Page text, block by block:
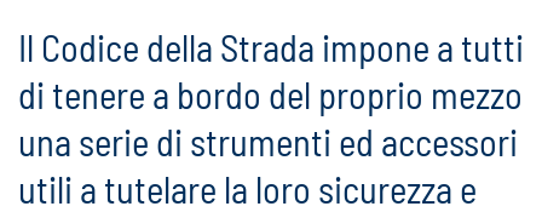
Il Codice della Strada impone a tutti
di tenere a bordo del proprio mezzo
una serie di strumenti ed accessori
utili a tutelare la loro sicurezza e